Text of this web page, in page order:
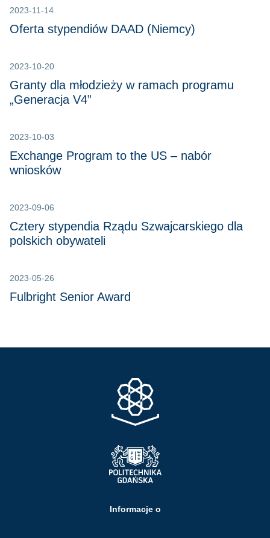
2023-11-14
Oferta stypendiów DAAD (Niemcy)
2023-10-20
Granty dla młodzieży w ramach programu
„Generacja V4”
2023-10-03
Exchange Program to the US – nabór
wniosków
2023-09-06
Cztery stypendia Rządu Szwajcarskiego dla
polskich obywateli
2023-05-26
Fulbright Senior Award
Informacje o